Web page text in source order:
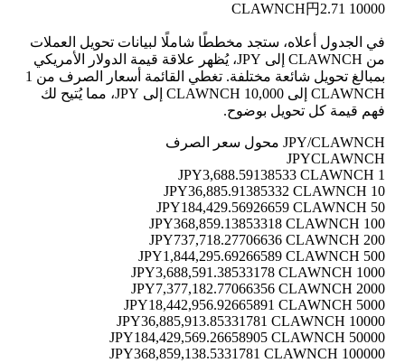
10000 CLAWNCH
円2.71
في الجدول أعلاه، ستجد مخططًا شاملًا لبيانات تحويل العملات
من CLAWNCH إلى JPY، يُظهر علاقة قيمة الدولار الأمريكي
بمبالغ تحويل شائعة مختلفة. تغطي القائمة أسعار الصرف من 1
CLAWNCH إلى 10,000 CLAWNCH إلى JPY، مما يُتيح لك
فهم قيمة كل تحويل بوضوح.
JPY/CLAWNCH محول سعر الصرف
JPYCLAWNCH
1 JPY
3,688.59138533 CLAWNCH
10 JPY
36,885.91385332 CLAWNCH
50 JPY
184,429.56926659 CLAWNCH
100 JPY
368,859.13853318 CLAWNCH
200 JPY
737,718.27706636 CLAWNCH
500 JPY
1,844,295.69266589 CLAWNCH
1000 JPY
3,688,591.38533178 CLAWNCH
2000 JPY
7,377,182.77066356 CLAWNCH
5000 JPY
18,442,956.92665891 CLAWNCH
10000 JPY
36,885,913.85331781 CLAWNCH
50000 JPY
184,429,569.26658905 CLAWNCH
100000 JPY
368,859,138.5331781 CLAWNCH